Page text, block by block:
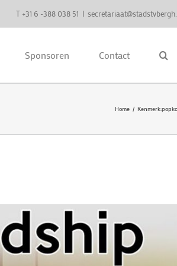
T +31 6 -388 038 51 |
Sponsoren Contact
Home Kenmerk: